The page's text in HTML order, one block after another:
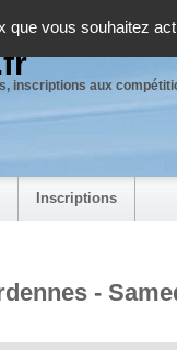
que vous souhaitez
inscriptions aux
Inscriptions
-